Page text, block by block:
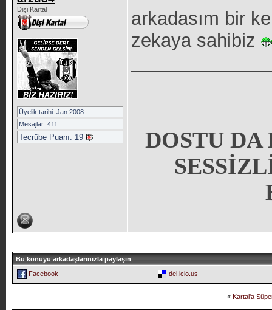
Dişi Kartal
Üyelik tarihi: Jan 2008
Mesajlar: 411
Tecrübe Puanı: 19
arkadasım bir
zekaya sahibiz
DOSTU
Bu konuyu arkadaşlarınızla paylaşın
Facebook
del.icio.us
« Kartal'a